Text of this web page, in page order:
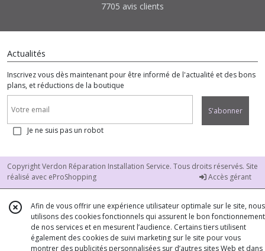
7705 avis clients
Actualités
Inscrivez vous dès maintenant pour être informé de l'actualité et des bons
plans, et réductions de la boutique
S'abonner
Je ne suis pas un robot
Copyright Verdon Réparation Installation Service. Tous droits réservés. Site
réalisé avec eProShopping Accès gérant
Afin de vous offrir une expérience utilisateur optimale sur le site, nous
utilisons des cookies fonctionnels qui assurent le bon fonctionnement
de nos services et en mesurent l’audience. Certains tiers utilisent
également des cookies de suivi marketing sur le site pour vous
montrer des publicités personnalisées sur d’autres sites Web et dans